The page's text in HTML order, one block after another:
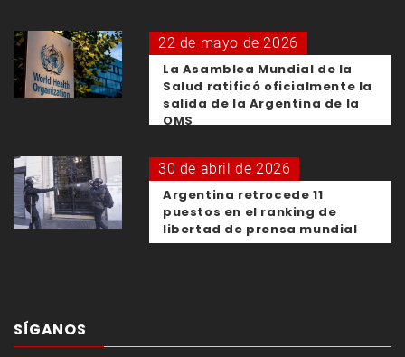
22 de mayo de 2026
La Asamblea Mundial de la
Salud ratificó oficialmente la
salida de la Argentina de la
OMS
30 de abril de 2026
Argentina retrocede 11
puestos en el ranking de
libertad de prensa mundial
SÍGANOS